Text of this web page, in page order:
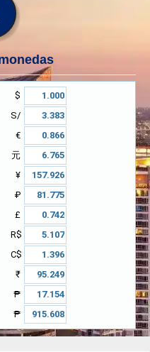
$
S/
€
元
¥
₽
£
R$
C$
₹
₱
₱